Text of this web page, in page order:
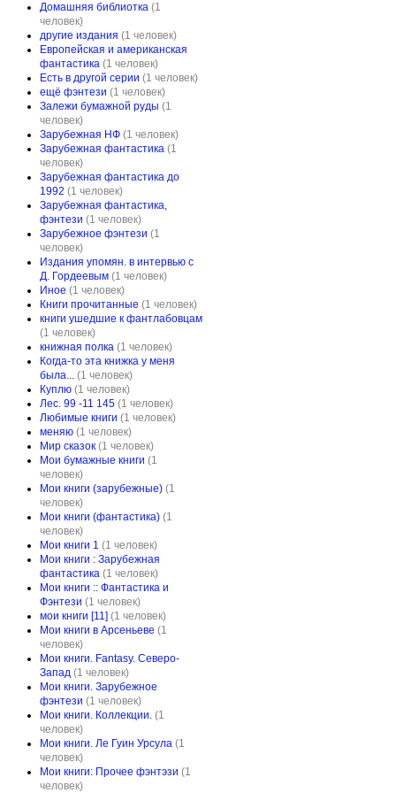
Домашняя библиотка (1
человек)
другие издания (1 человек)
Европейская и американская
фантастика (1 человек)
Есть в другой серии (1 человек)
ещё фэнтези (1 человек)
Залежи бумажной руды (1
человек)
Зарубежная НФ (1 человек)
Зарубежная фантастика (1
человек)
Зарубежная фантастика до
1992 (1 человек)
Зарубежная фантастика,
фэнтези (1 человек)
Зарубежное фэнтези (1
человек)
Издания упомян. в интервью с
Д. Гордеевым (1 человек)
Иное (1 человек)
Книги прочитанные (1 человек)
книги ушедшие к фантлабовцам
(1 человек)
книжная полка (1 человек)
Когда-то эта книжка у меня
была... (1 человек)
Куплю (1 человек)
Лес. 99 -11 145 (1 человек)
Любимые книги (1 человек)
меняю (1 человек)
Мир сказок (1 человек)
Мои бумажные книги (1
человек)
Мои книги (зарубежные) (1
человек)
Мои книги (фантастика) (1
человек)
Мои книги 1 (1 человек)
Мои книги : Зарубежная
фантастика (1 человек)
Мои книги :: Фантастика и
Фэнтези (1 человек)
мои книги [11] (1 человек)
Мои книги в Арсеньеве (1
человек)
Мои книги. Fantasy. Северо-
Запад (1 человек)
Мои книги. Зарубежное
фэнтези (1 человек)
Мои книги. Коллекции. (1
человек)
Мои книги. Ле Гуин Урсула (1
человек)
Мои книги: Прочее фэнтэзи (1
человек)